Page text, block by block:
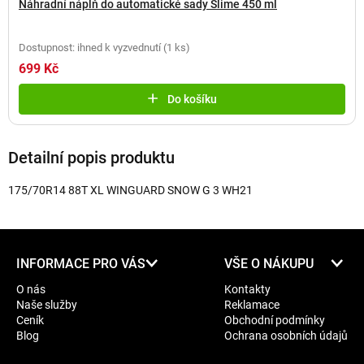
Náhradní náplň do automatické sady Slime 450 ml
Dostupnost: ihned k vyzvednutí (1 ks)
699 Kč
Do košíku
Detailní popis produktu
175/70R14 88T XL WINGUARD SNOW G 3 WH21
INFORMACE PRO VÁS
O nás
Naše služby
Ceník
Blog
VŠE O NÁKUPU
Kontakty
Reklamace
Obchodní podmínky
Ochrana osobních údajů